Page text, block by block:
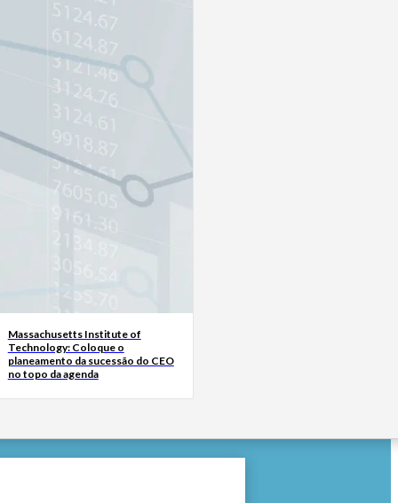
Massachusetts Institute of
Technology: Coloque o
planeamento da sucessão do CEO
no topo da agenda